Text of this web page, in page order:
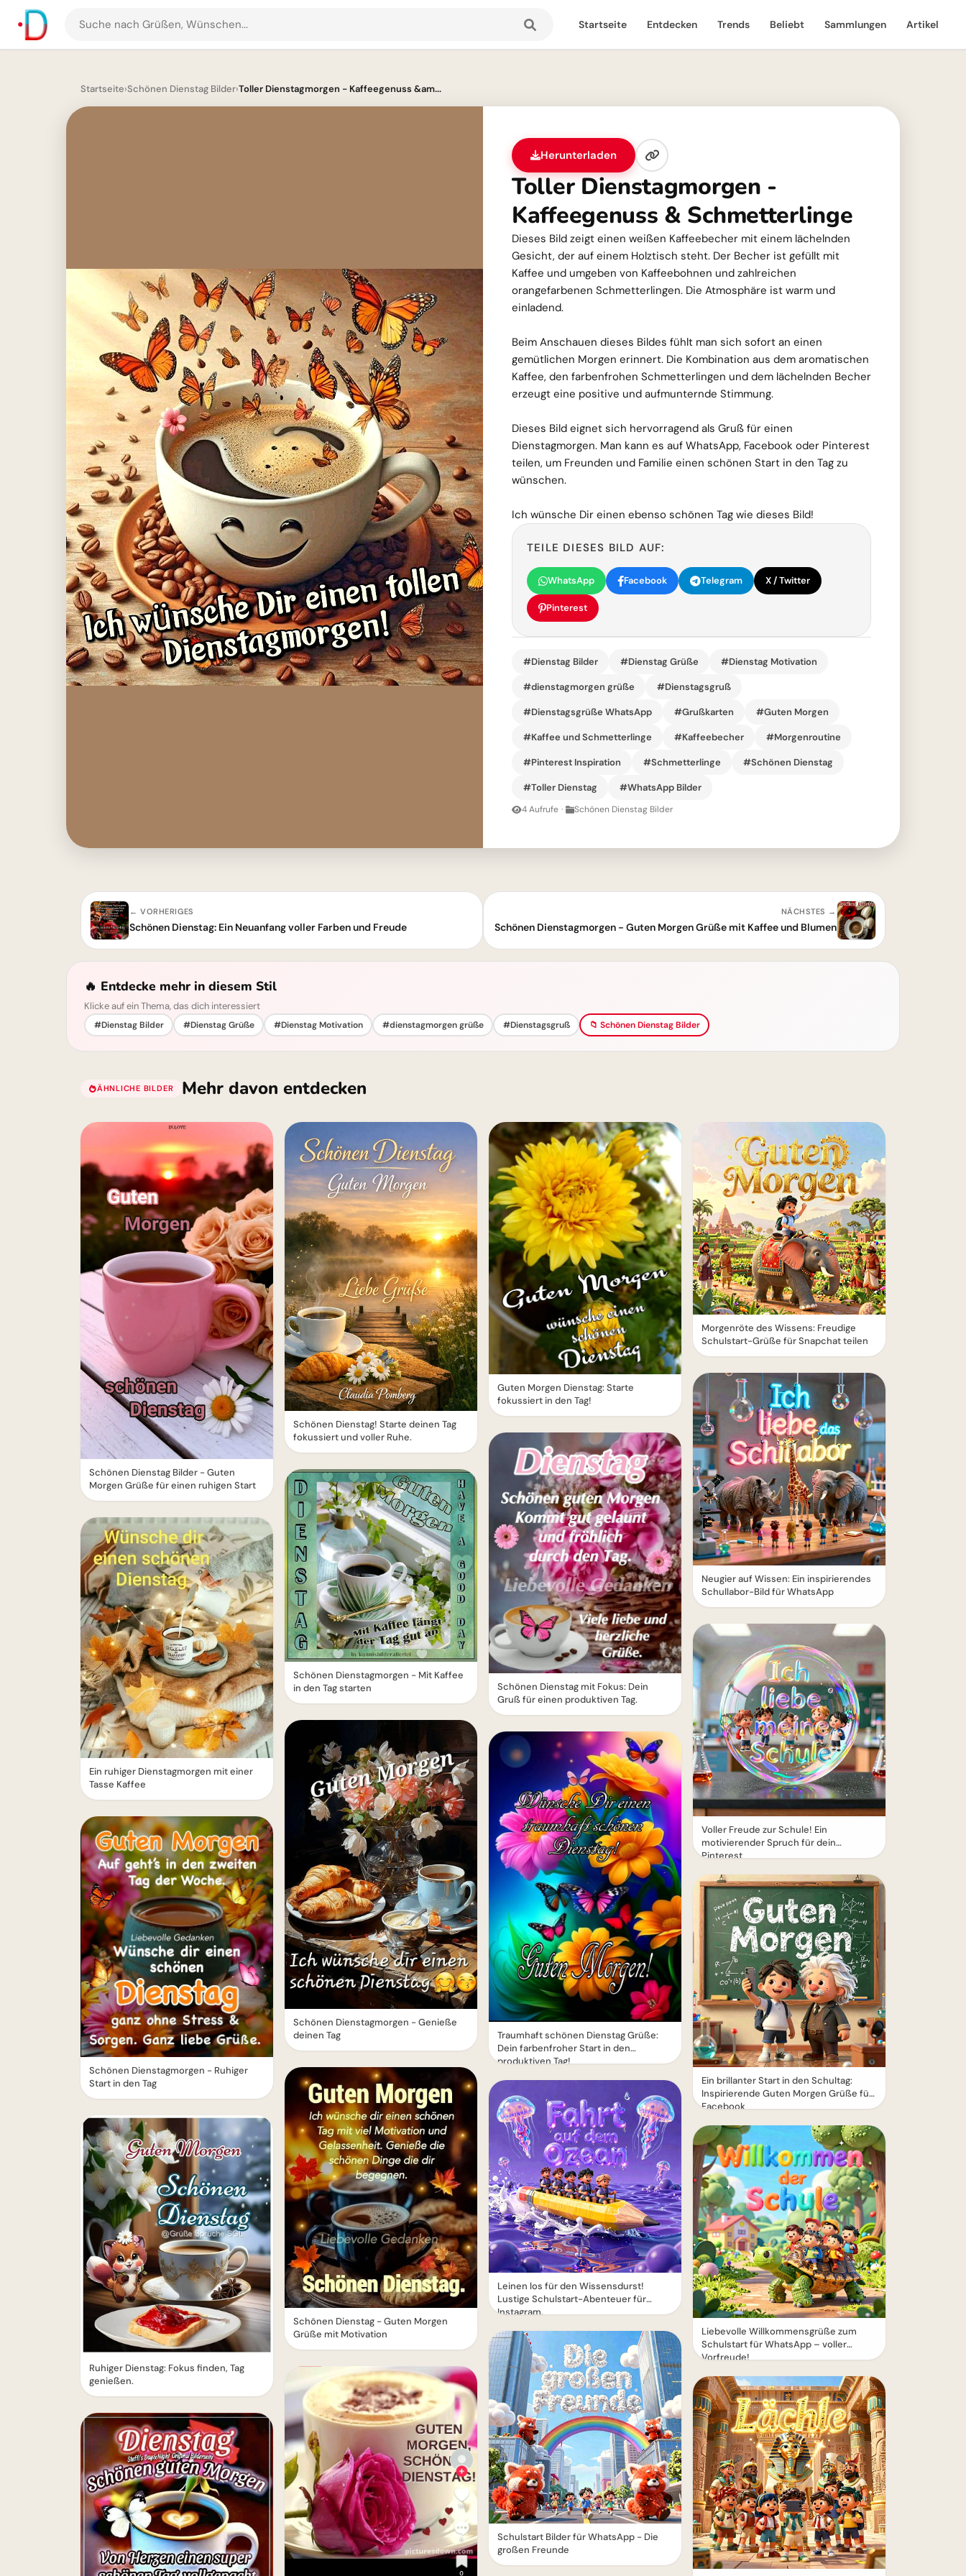
Suche
nach
und
Startseite Entdecken Trends Beliebt Sammlungen Artikel
Startseite›Schönen Dienstag Bilder›Toller Dienstagmorgen - Kaffeegenuss &am...
Herunterladen
Toller Dienstagmorgen -
Kaffeegenuss & Schmetterlinge
Dieses Bild zeigt einen weißen Kaffeebecher mit einem lächelnden
Gesicht, der auf einem Holztisch steht. Der Becher ist gefüllt mit
Kaffee und umgeben von Kaffeebohnen und zahlreichen
orangefarbenen Schmetterlingen. Die Atmosphäre ist warm und
einladend.
Beim Anschauen dieses Bildes fühlt man sich sofort an einen
gemütlichen Morgen erinnert. Die Kombination aus dem aromatischen
Kaffee, den farbenfrohen Schmetterlingen und dem lächelnden Becher
erzeugt eine positive und aufmunternde Stimmung.
Dieses Bild eignet sich hervorragend als Gruß für einen
Dienstagmorgen. Man kann es auf WhatsApp, Facebook oder Pinterest
teilen, um Freunden und Familie einen schönen Start in den Tag zu
wünschen.
Ich wünsche Dir einen ebenso schönen Tag wie dieses Bild!
TEILE DIESES BILD AUF:
WhatsApp Facebook Telegram X / Twitter
Pinterest
#Dienstag Bilder #Dienstag Grüße #Dienstag Motivation
#dienstagmorgen grüße #Dienstagsgruß
#Dienstagsgrüße WhatsApp #Grußkarten #Guten Morgen
#Kaffee und Schmetterlinge #Kaffeebecher #Morgenroutine
#Pinterest Inspiration #Schmetterlinge #Schönen Dienstag
#Toller Dienstag #WhatsApp Bilder
4 Aufrufe · Schönen Dienstag Bilder
← VORHERIGES
Schönen Dienstag: Ein Neuanfang voller Farben und Freude
NÄCHSTES →
Schönen Dienstagmorgen - Guten Morgen Grüße mit Kaffee und Blumen
🔥 Entdecke mehr in diesem Stil
Klicke auf ein Thema, das dich interessiert
#Dienstag Bilder #Dienstag Grüße #Dienstag Motivation #dienstagmorgen grüße #Dienstagsgruß 📁 Schönen Dienstag Bilder
ÄHNLICHE BILDER Mehr davon entdecken
Schönen Dienstag Bilder - Guten
Morgen Grüße für einen ruhigen Start
Ein ruhiger Dienstagmorgen mit einer
Tasse Kaffee
Schönen Dienstagmorgen - Ruhiger
Start in den Tag
Ruhiger Dienstag: Fokus finden, Tag
genießen.
Schönen Dienstag! Starte deinen Tag
fokussiert und voller Ruhe.
Schönen Dienstagmorgen - Mit Kaffee
in den Tag starten
Schönen Dienstagmorgen - Genieße
deinen Tag
Schönen Dienstag - Guten Morgen
Grüße mit Motivation
Guten Morgen Dienstag: Starte
fokussiert in den Tag!
Schönen Dienstag mit Fokus: Dein
Gruß für einen produktiven Tag.
Traumhaft schönen Dienstag Grüße:
Dein farbenfroher Start in den
produktiven Tag!
Leinen los für den Wissensdurst!
Lustige Schulstart-Abenteuer für
Instagram.
Schulstart Bilder für WhatsApp - Die
großen Freunde
Morgenröte des Wissens: Freudige
Schulstart-Grüße für Snapchat teilen
Neugier auf Wissen: Ein inspirierendes
Schullabor-Bild für WhatsApp
Voller Freude zur Schule! Ein
motivierender Spruch für dein
Pinterest
Ein brillanter Start in den Schultag:
Inspirierende Guten Morgen Grüße für
Facebook
Liebevolle Willkommensgrüße zum
Schulstart für WhatsApp – voller
Vorfreude!